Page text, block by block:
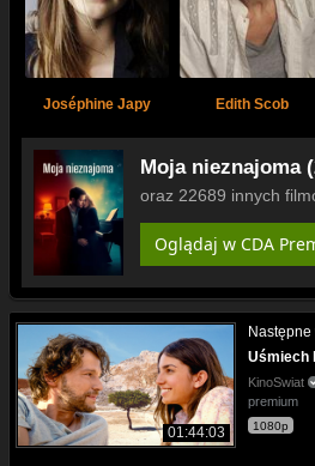
Joséphine Japy Edith Scob
Moja nieznajoma
oraz 22689 innych
Oglądaj w CDA
01:44:03
Uśmiech
KinoSwiat
premium
1080p